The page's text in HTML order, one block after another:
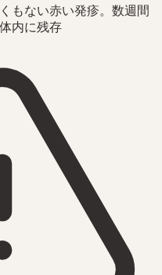
もない赤い発疹。数週間
内に残存